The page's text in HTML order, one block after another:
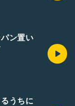
ン置い
うちに